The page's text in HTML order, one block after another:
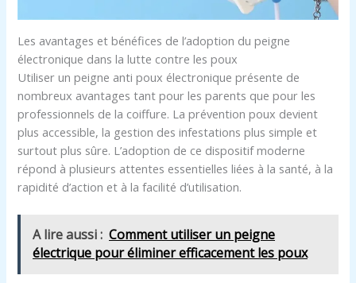
Les avantages et bénéfices de l’adoption du peigne
électronique dans la lutte contre les poux
Utiliser un peigne anti poux électronique présente de
nombreux avantages tant pour les parents que pour les
professionnels de la coiffure. La prévention poux devient
plus accessible, la gestion des infestations plus simple et
surtout plus sûre. L’adoption de ce dispositif moderne
répond à plusieurs attentes essentielles liées à la santé, à la
rapidité d’action et à la facilité d’utilisation.
A lire aussi : Comment utiliser un peigne
électrique pour éliminer efficacement les poux